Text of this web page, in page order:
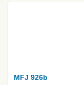
MFJ 926b